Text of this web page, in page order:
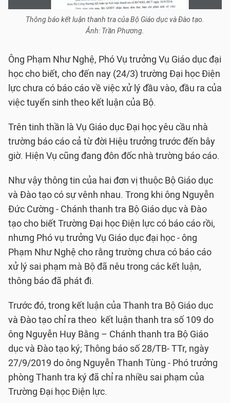
Thông báo kết luận thanh tra của Bộ Giáo dục và Đào tạo.
Ảnh: Trần Phương.
Ông Phạm Như Nghệ, Phó Vụ trưởng Vụ Giáo dục đại
học cho biết, cho đến nay (24/3) trường Đại học Điện
lực chưa có báo cáo về việc xử lý đầu vào, đầu ra của
việc tuyển sinh theo kết luận của Bộ.
Trên tinh thần là Vụ Giáo dục Đại học yêu cầu nhà
trường báo cáo cả từ đời Hiệu trưởng trước đến bây
giờ. Hiện Vụ cũng đang đôn đốc nhà trường báo cáo.
Như vậy thông tin của hai đơn vị thuộc Bộ Giáo dục
và Đào tạo có sự vênh nhau. Trong khi ông Nguyễn
Đức Cường - Chánh thanh tra Bộ Giáo dục và Đào
tạo cho biết Trường Đại học Điện lực có báo cáo rồi,
nhưng Phó vụ trưởng Vụ Giáo dục đại học - ông
Phạm Như Nghệ cho rằng trường chưa có báo cáo
xử lý sai phạm mà Bộ đã nêu trong các kết luận,
thông báo đã phát đi.
Trước đó, trong kết luận của Thanh tra Bộ Giáo dục
và Đào tạo chỉ ra theo kết luận thanh tra số 109 do
ông Nguyễn Huy Bằng – Chánh thanh tra Bộ Giáo
dục và Đào tạo ký; Thông báo số 28/TB- TTr, ngày
27/9/2019 do ông Nguyễn Thanh Tùng - Phó trưởng
phòng Thanh tra ký đã chỉ ra nhiều sai phạm của
Trường Đại học Điện lực.